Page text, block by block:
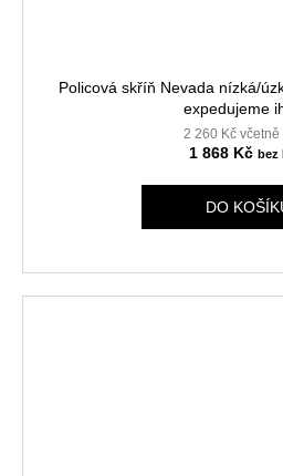
Policová skříň Nevada nízká/
expedujeme
2 260 Kč včetně
1 868 Kč
DO